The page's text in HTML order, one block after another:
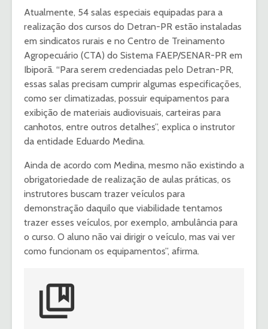
Atualmente, 54 salas especiais equipadas para a
realização dos cursos do Detran-PR estão instaladas
em sindicatos rurais e no Centro de Treinamento
Agropecuário (CTA) do Sistema FAEP/SENAR-PR em
Ibiporã. “Para serem credenciadas pelo Detran-PR,
essas salas precisam cumprir algumas especificações,
como ser climatizadas, possuir equipamentos para
exibição de materiais audiovisuais, carteiras para
canhotos, entre outros detalhes”, explica o instrutor
da entidade Eduardo Medina.
Ainda de acordo com Medina, mesmo não existindo a
obrigatoriedade de realização de aulas práticas, os
instrutores buscam trazer veículos para
demonstração daquilo que viabilidade tentamos
trazer esses veículos, por exemplo, ambulância para
o curso. O aluno não vai dirigir o veículo, mas vai ver
como funcionam os equipamentos”, afirma.
collections_bookmark